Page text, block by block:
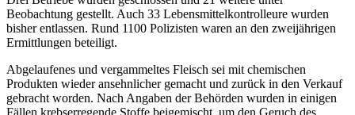
Beobachtung gestellt. Auch 33 Lebensmittelkontrolleure wurden
bisher entlassen. Rund 1100 Polizisten waren an den zweijährigen
Ermittlungen beteiligt.
Abgelaufenes und vergammeltes Fleisch sei mit chemischen
Produkten wieder ansehnlicher gemacht und zurück in den Verkauf
gebracht worden. Nach Angaben der Behörden wurden in einigen
Fällen krebserregende Stoffe beigemischt, um den Geruch des